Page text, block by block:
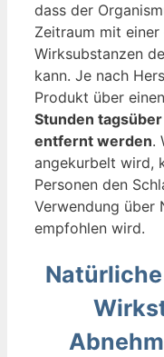
dass der
Zeitraum mit
Wirksubstanzen
kann. Je nach
Produkt über einen
Stunden
entfernt werden.
angekurbelt wird,
Personen den
Verwendung über
empfohlen wird.